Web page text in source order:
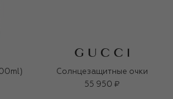
Солнцезащитные очки
55 950 ₽